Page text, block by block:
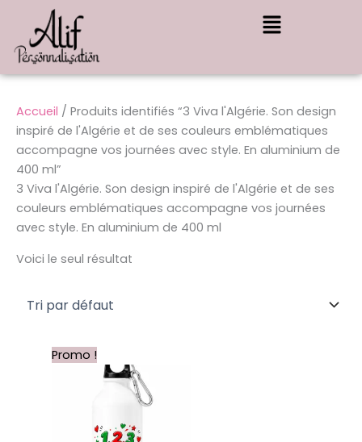
contenu
Menu
Accueil / Produits identifiés “3 Viva l'Algérie. Son design
inspiré de l'Algérie et de ses couleurs emblématiques
accompagne vos journées avec style. En aluminium de
400 ml”
3 Viva l'Algérie. Son design inspiré de l'Algérie et de ses
couleurs emblématiques accompagne vos journées
avec style. En aluminium de 400 ml
Voici le seul résultat
Promo !
Le
prix
initial
était :
prix
actuel
est :
8,00 €.